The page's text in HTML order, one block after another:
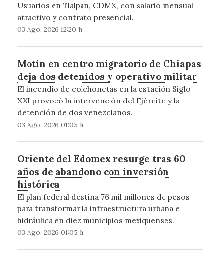
Usuarios en Tlalpan, CDMX, con salario mensual
atractivo y contrato presencial.
03 Ago, 2026 12:20 h
Motín en centro migratorio de Chiapas
deja dos detenidos y operativo militar
El incendio de colchonetas en la estación Siglo
XXI provocó la intervención del Ejército y la
detención de dos venezolanos.
03 Ago, 2026 01:05 h
Oriente del Edomex resurge tras 60
años de abandono con inversión
histórica
El plan federal destina 76 mil millones de pesos
para transformar la infraestructura urbana e
hidráulica en diez municipios mexiquenses.
03 Ago, 2026 01:05 h